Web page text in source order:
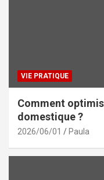
VIE PRATIQUE
Comment
domestique ?
2026/06/01 Paula